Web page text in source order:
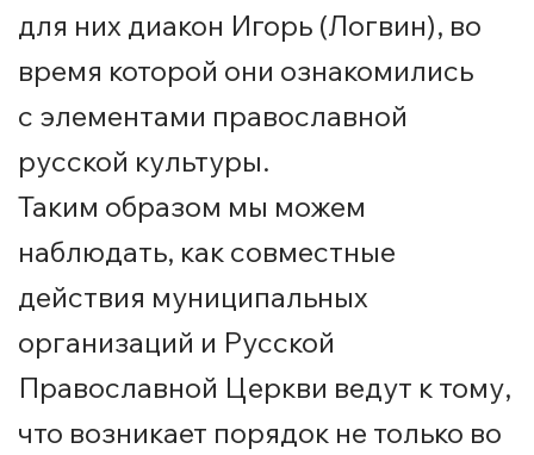
для них диакон Игорь (Логвин), во
время которой они ознакомились
с элементами православной
русской культуры.
Таким образом мы можем
наблюдать, как совместные
действия муниципальных
организаций и Русской
Православной Церкви ведут к тому,
что возникает порядок не только во